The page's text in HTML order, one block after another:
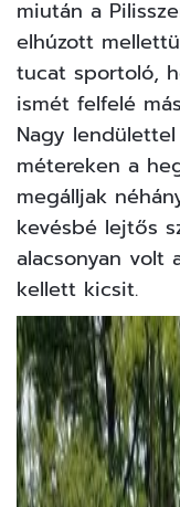
miután a
elhúzott
tucat sportoló,
ismét felfelé
Nagy
métereken a
megálljak
kevésbé lejtős
alacsonyan volt
kellett kicsit.